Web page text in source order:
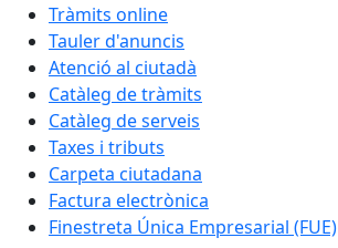
Tràmits online
Tauler d'anuncis
Atenció al ciutadà
Catàleg de tràmits
Catàleg de serveis
Taxes i tributs
Carpeta ciutadana
Factura electrònica
Finestreta Única Empresarial (FUE)